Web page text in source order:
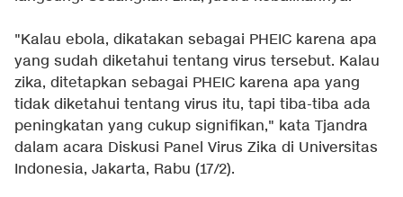
"Kalau ebola, dikatakan sebagai PHEIC karena apa
yang sudah diketahui tentang virus tersebut. Kalau
zika, ditetapkan sebagai PHEIC karena apa yang
tidak diketahui tentang virus itu, tapi tiba-tiba ada
peningkatan yang cukup signifikan," kata Tjandra
dalam acara Diskusi Panel Virus Zika di Universitas
Indonesia, Jakarta, Rabu (17/2).